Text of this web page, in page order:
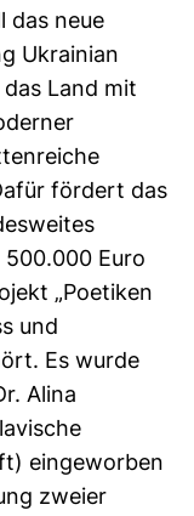
das neue
Ukrainian
das Land mit
fördert das
Euro
„Poetiken
und
Es wurde
Alina
eingeworben
zweier